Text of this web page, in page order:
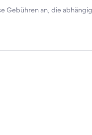
Gebühren an, die